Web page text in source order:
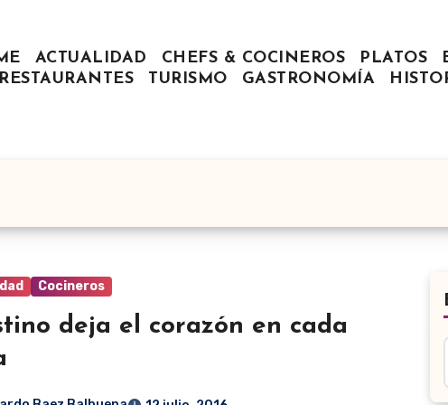
ACTUALIDAD CHEFS & COCINEROS PLATOS
RESTAURANTES
TURISMO GASTRONOMÍA
Cocineros
deja el corazón en cada